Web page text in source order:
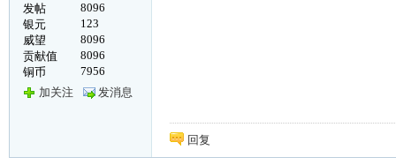
发帖
8096
银元
123
威望
8096
贡献值
8096
铜币
7956
加关注
发消息
回复